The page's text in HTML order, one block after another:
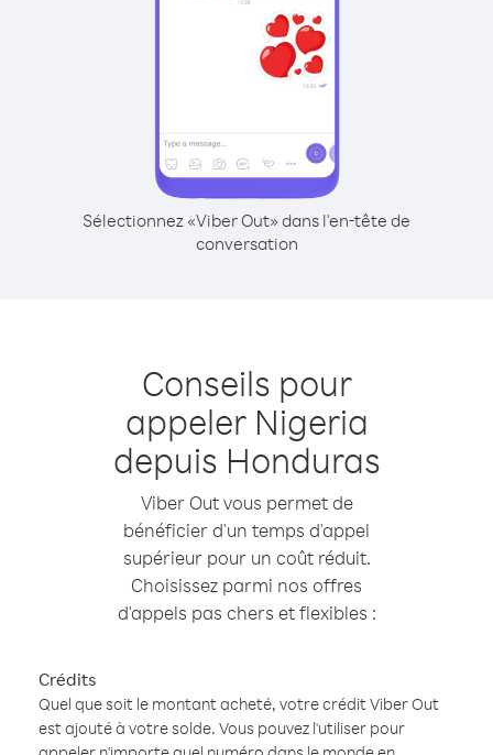
Sélectionnez «Viber Out» dans l'en-tête de
conversation
Conseils pour
appeler Nigeria
depuis Honduras
Viber Out vous permet de
bénéficier d'un temps d'appel
supérieur pour un coût réduit.
Choisissez parmi nos offres
d'appels pas chers et flexibles :
Crédits
Quel que soit le montant acheté, votre crédit Viber Out
est ajouté à votre solde. Vous pouvez l'utiliser pour